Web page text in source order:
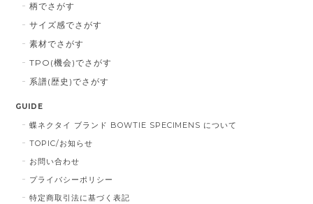
柄でさがす
サイズ感でさがす
素材でさがす
TPO(機会)でさがす
系譜(歴史)でさがす
GUIDE
蝶ネクタイ ブランド BOWTIE SPECIMENS について
TOPIC/お知らせ
お問い合わせ
プライバシーポリシー
特定商取引法に基づく表記